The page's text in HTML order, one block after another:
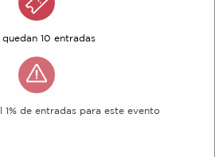
10 entradas
1% de entradas para este evento